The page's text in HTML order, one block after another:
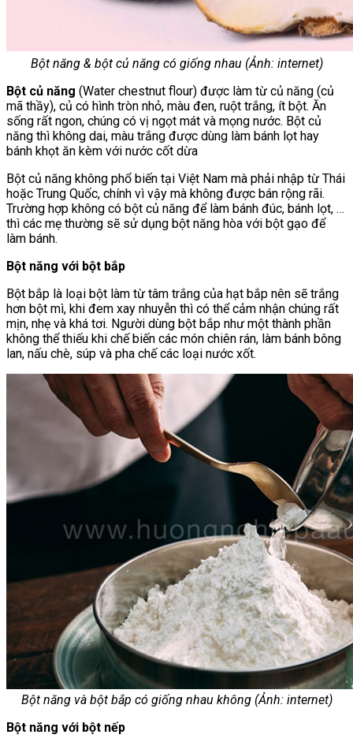
Bột năng & bột củ năng có giống nhau (Ảnh: internet)
Bột củ năng (Water chestnut flour) được làm từ củ năng (củ
mã thầy), củ có hình tròn nhỏ, màu đen, ruột trắng, ít bột. Ăn
sống rất ngon, chúng có vị ngọt mát và mọng nước. Bột củ
năng thì không dai, màu trắng được dùng làm bánh lọt hay
bánh khọt ăn kèm với nước cốt dừa
Bột củ năng không phổ biến tại Việt Nam mà phải nhập từ Thái
hoặc Trung Quốc, chính vì vậy mà không được bán rộng rãi.
Trường hợp không có bột củ năng để làm bánh đúc, bánh lọt, …
thì các mẹ thường sẽ sử dụng bột năng hòa với bột gạo để
làm bánh.
Bột năng với bột bắp
Bột bắp là loại bột làm từ tâm trắng của hạt bắp nên sẽ trắng
hơn bột mì, khi đem xay nhuyễn thì có thể cảm nhận chúng rất
mịn, nhẹ và khá tơi. Người dùng bột bắp như một thành phần
không thể thiếu khi chế biến các món chiên rán, làm bánh bông
lan, nấu chè, súp và pha chế các loại nước xốt.
Bột năng và bột bắp có giống nhau không (Ảnh: internet)
Bột năng với bột nếp